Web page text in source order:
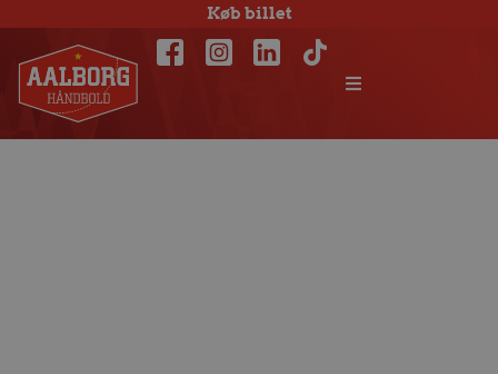
Køb billet